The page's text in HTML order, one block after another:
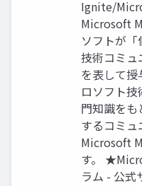
Ignite/
Microsoft
ソフトが
技術コミュ
を表して
ロソフト
門知識を
するコミュ
Microsoft
す。
ラム - 公式